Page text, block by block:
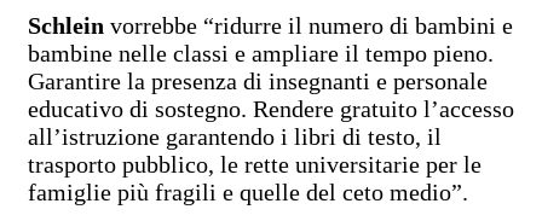
Schlein vorrebbe “ridurre il numero di bambini e
bambine nelle classi e ampliare il tempo pieno.
Garantire la presenza di insegnanti e personale
educativo di sostegno. Rendere gratuito l’accesso
all’istruzione garantendo i libri di testo, il
trasporto pubblico, le rette universitarie per le
famiglie più fragili e quelle del ceto medio”.